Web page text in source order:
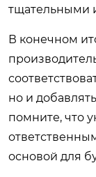
тщательными
В конечном
но и
помните, что
основой для